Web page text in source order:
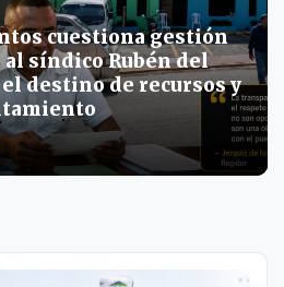
cuestiona gestión
síndico Rubén del
destino de recursos y